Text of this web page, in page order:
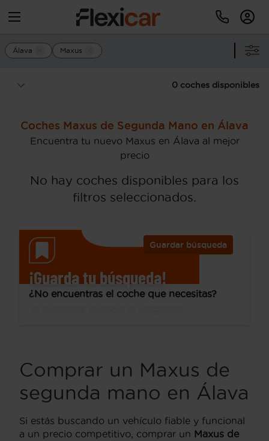
Álava Maxus
0 coches disponibles
Coches Maxus de Segunda Mano en Álava
Encuentra tu nuevo Maxus en Álava al mejor
precio
No hay coches disponibles para los
filtros seleccionados.
Guardar búsqueda
¡Guarda tu búsqueda!
¿No encuentras el coche que necesitas?
Comprar un Maxus de
segunda mano en Álava
Si estás buscando un vehículo fiable y funcional
a un precio competitivo, comprar un Maxus de